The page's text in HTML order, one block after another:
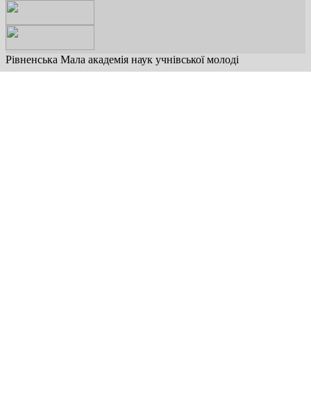
Рівненська Мала академія наук учнівської молоді